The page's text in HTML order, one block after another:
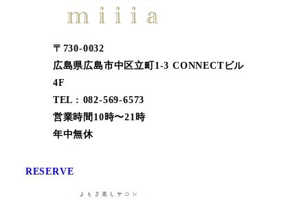
〒730-0032
広島県広島市中区立町1-3 CONNECTビル
4F
TEL : 082-569-6573
営業時間10時〜21時
年中無休
RESERVE